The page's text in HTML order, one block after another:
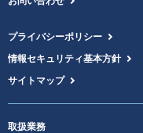
プライバシーポリシー
情報セキュリティ基本方針
サイトマップ
取扱業務